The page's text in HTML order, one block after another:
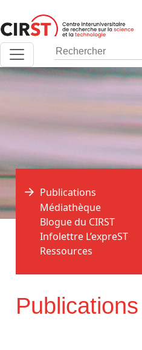
au
contenu
Accueil > Publications >
Publications
Publications
Médiathèque
Blogue du CIRST
Infolettre L’expreST
Ressources